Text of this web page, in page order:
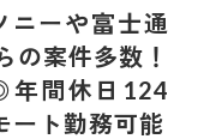
ニーや富士通
の案件多数！
年間休日124
ト勤務可能